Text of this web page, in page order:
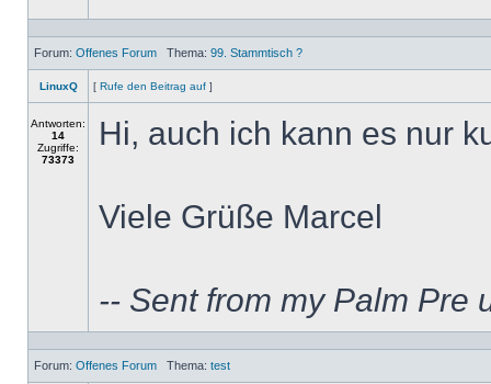
Forum: Offenes Forum Thema: 99. Stammtisch ?
LinuxQ [ Rufe den Beitrag auf ]
Antworten:
14
Zugriffe:
73373
Hi, auch ich kann es nur
Viele Grüße Marcel
-- Sent from my Palm Pre
Forum: Offenes Forum Thema: test